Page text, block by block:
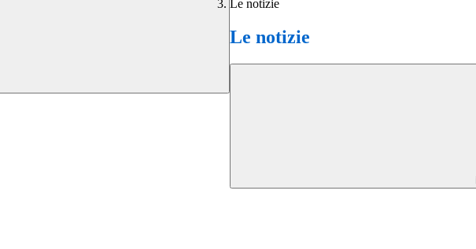
Le notizie
Le notizie